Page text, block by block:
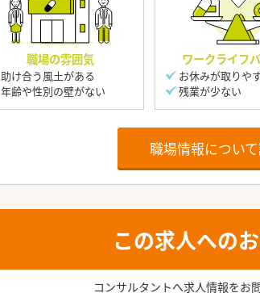
職場の雰囲気
助け合う風土がある
年齢や性別の壁がない
ワークライフ
お休みが取りや
残業が少ない
職場情報につい
この求人への
コンサルタントへ求人情報をお